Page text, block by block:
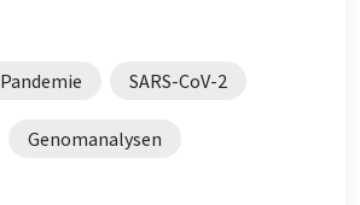
Pandemie SARS-CoV-2
Genomanalysen